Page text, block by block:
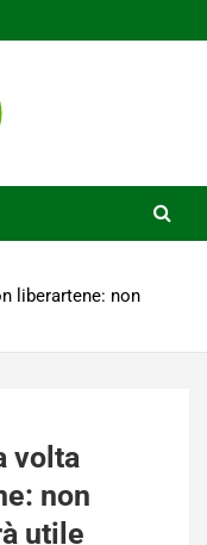
liberartene: non
volta
non
utile